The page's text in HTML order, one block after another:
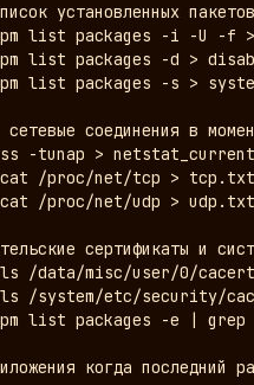
установленных
list packages -i -U -f
list packages -d >
list packages -s >
сетевые соединения в
-tunap >
/proc/net/tcp > tcp.txt
/proc/net/udp > udp.txt
сертификаты и
/data/misc/user/0/
/system/etc/security/
list packages -e |
когда последний